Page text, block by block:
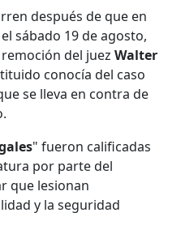
después de que en
sábado 19 de agosto,
del juezWalter
conocía del caso
se lleva en contra de
" fueron calificadas
por parte del
que lesionan
y la seguridad